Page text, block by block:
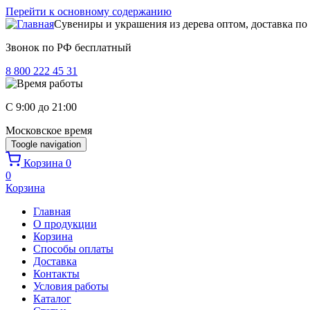
Перейти к основному содержанию
Сувениры и украшения из дерева оптом, доставка
Звонок по РФ бесплатный
8 800 222 45 31
C 9:00 до 21:00
Московское время
Toogle navigation
Корзина 0
0
Корзина
Главная
О продукции
Корзина
Способы оплаты
Доставка
Контакты
Условия работы
Каталог